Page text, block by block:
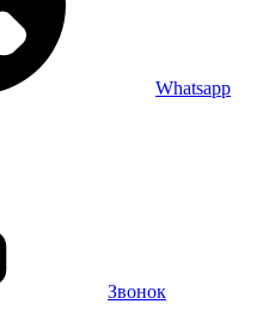
Whatsapp
Звонок